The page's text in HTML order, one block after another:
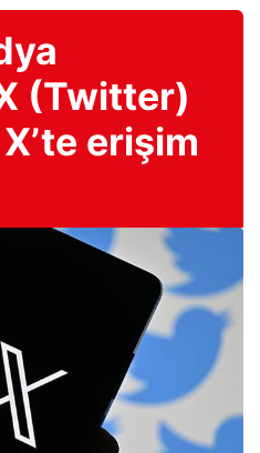
(Twitter)
erişim